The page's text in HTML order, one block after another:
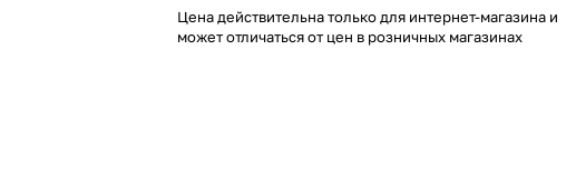
Цена действительна только для интернет-магазина и
может отличаться от цен в розничных магазинах